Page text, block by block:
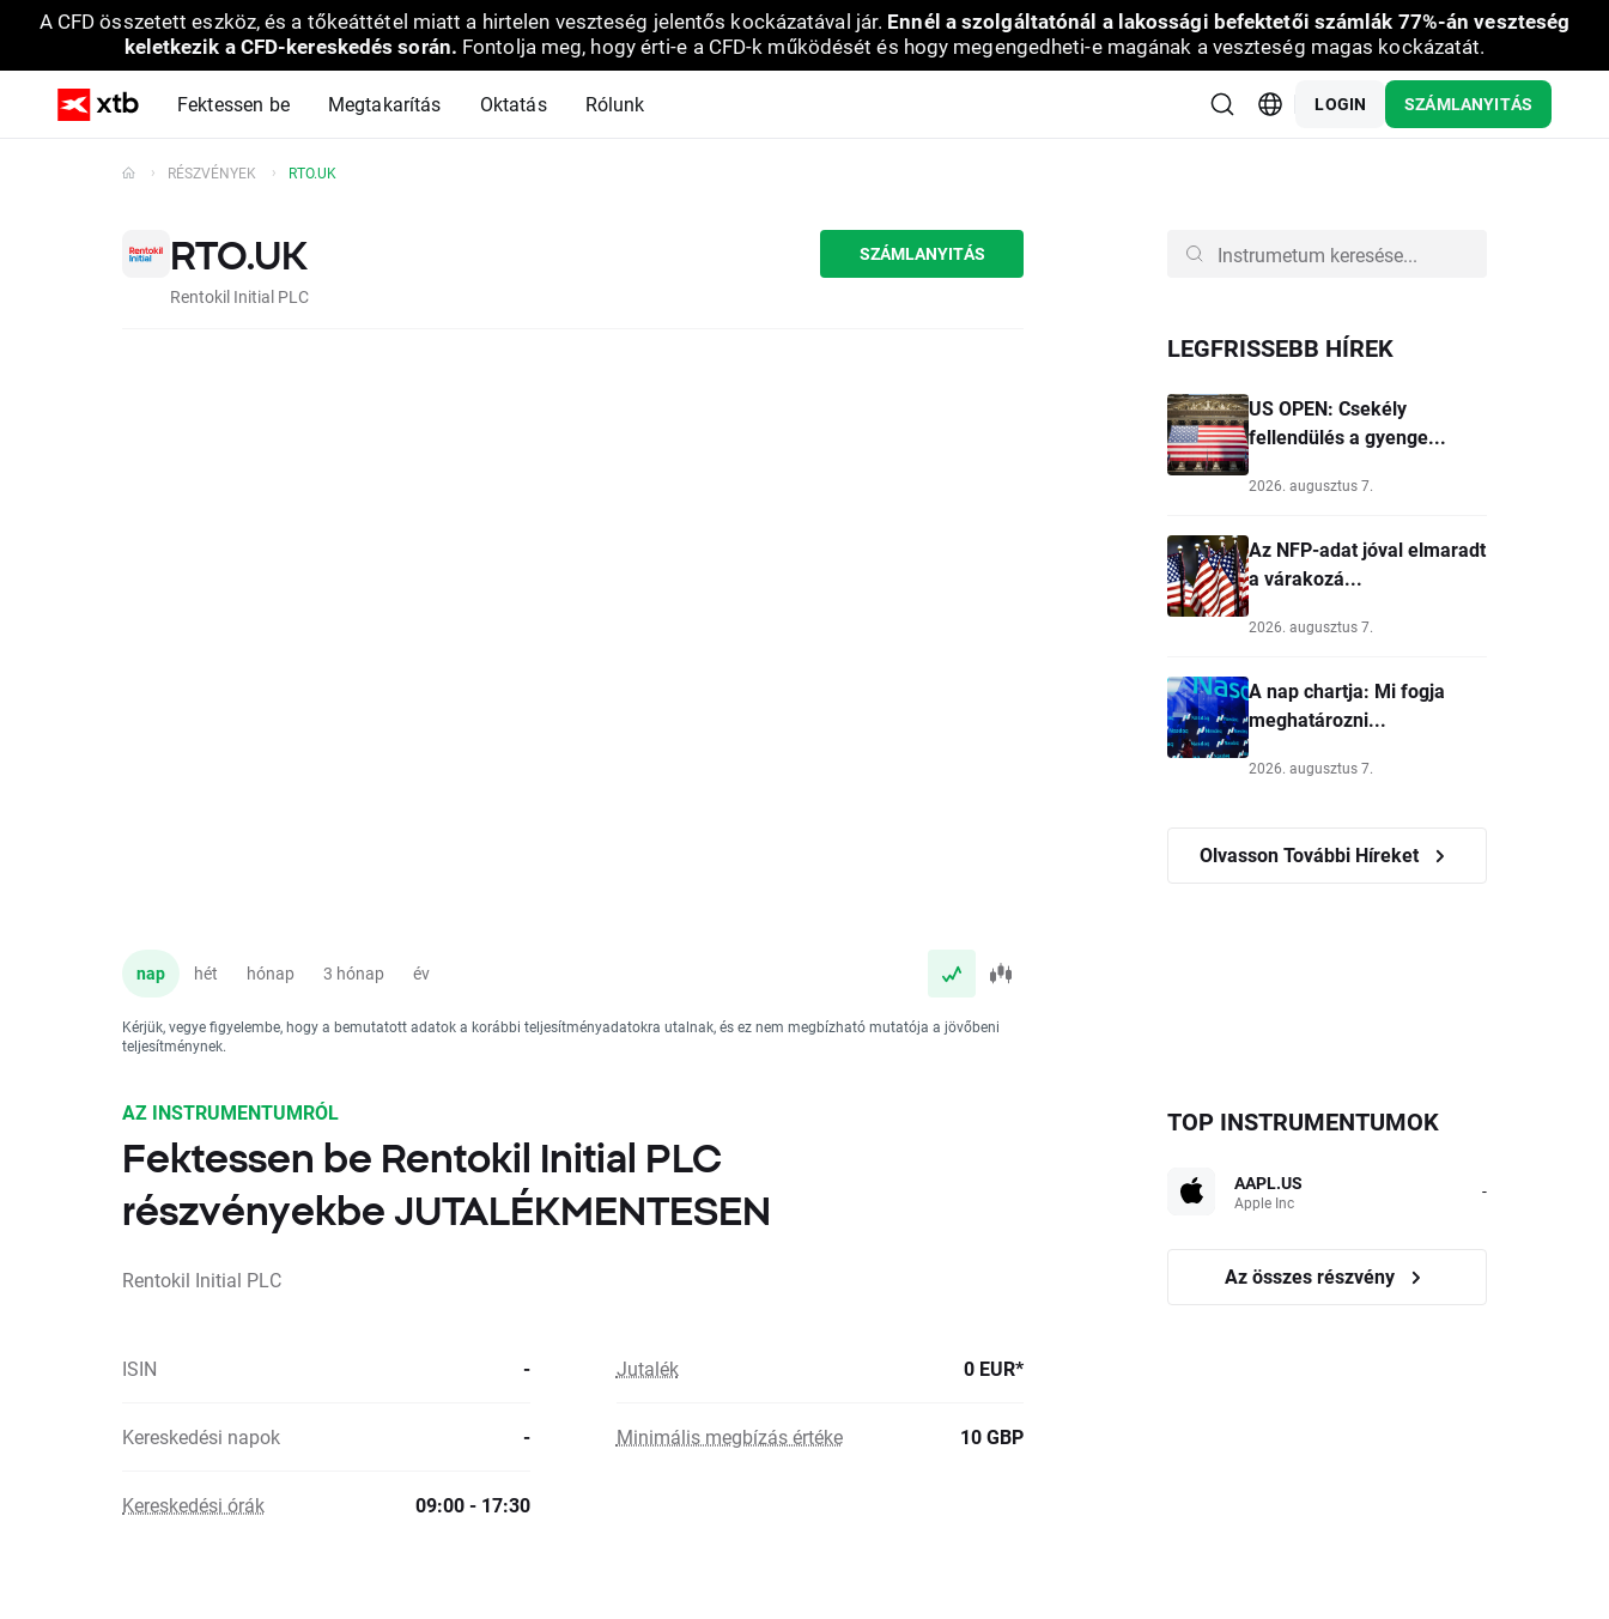
A CFD összetett eszköz, és a tőkeáttétel miatt a hirtelen veszteség jelentős kockázatával jár. Ennél a szolgáltatónál a lakossági befektetői számlák 77%-án veszteség
keletkezik a CFD-kereskedés során. Fontolja meg, hogy érti-e a CFD-k működését és hogy megengedheti-e magának a veszteség magas kockázatát.
Fektessen be Megtakarítás Oktatás Rólunk LOGIN SZÁMLANYITÁS
RÉSZVÉNYEK RTO.UK
RTO.UK
Rentokil Initial PLC
SZÁMLANYITÁS
nap hét hónap 3 hónap év
Kérjük, vegye figyelembe, hogy a bemutatott adatok a korábbi teljesítményadatokra utalnak, és ez nem megbízható mutatója a jövőbeni
teljesítménynek.
LEGFRISSEBB HÍREK
US OPEN: Csekély
fellendülés a gyenge...
2026. augusztus 7.
Az NFP-adat jóval elmaradt
a várakozá...
2026. augusztus 7.
A nap chartja: Mi fogja
meghatározni...
2026. augusztus 7.
Olvasson További Híreket
AZ INSTRUMENTUMRÓL
Fektessen be Rentokil Initial PLC
részvényekbe JUTALÉKMENTESEN
Rentokil Initial PLC
ISIN - Jutalék 0 EUR*
Kereskedési napok - Minimális megbízás értéke 10 GBP
Kereskedési órák 09:00 - 17:30
TOP INSTRUMENTUMOK
AAPL.US
Apple Inc -
Az összes részvény